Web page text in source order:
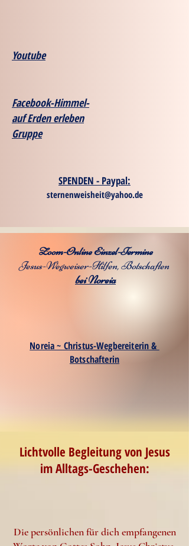
Youtube
Facebook-Himmel-
auf Erden erleben
Gruppe
SPENDEN - Paypal:
sternenweisheit@yahoo.de
Zoom-Online Einzel-Termine
Jesus-Wegweiser-Hilfen, Botschaften
bei Noreia
Noreia ~ Christus-Wegbereiterin &
Botschafterin
Lichtvolle Begleitung von Jesus
im Alltags-Geschehen:
Die persönlichen für dich empfangenen